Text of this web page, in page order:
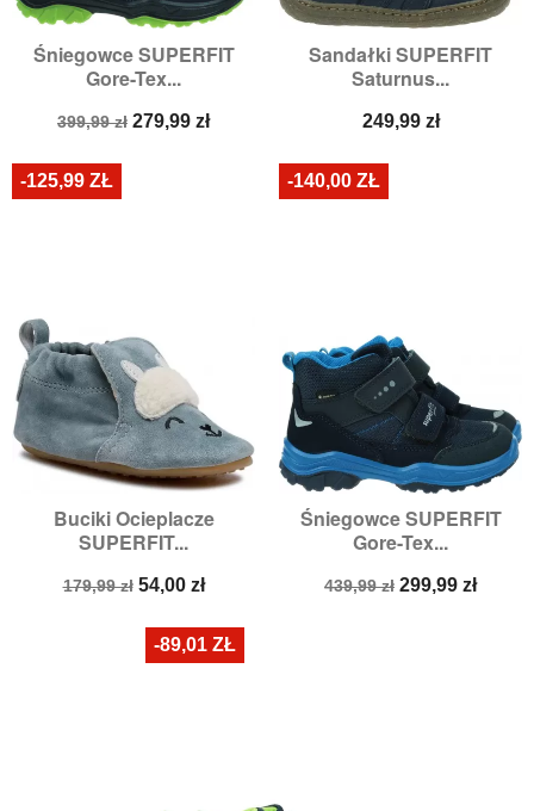
Śniegowce SUPERFIT
Gore-Tex...
Cena
399,99 zł Cena
279,99 zł
Sandałki SUPERFIT
Saturnus...
Cena
249,99 zł
Buciki Ocieplacze
SUPERFIT...
Cena
179,99 zł Cena
54,00 zł
-125,99 ZŁ
Śniegowce SUPERFIT
Gore-Tex...
Cena
439,99 zł Cena
299,99 zł
-140,00 ZŁ
-89,01 ZŁ